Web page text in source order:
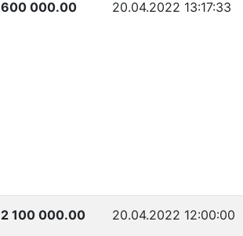
600 000.00 20.04.2022 13:17:33
2 100 000.00 20.04.2022 12:00:00